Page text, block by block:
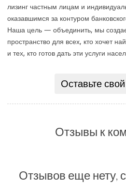
лизинг частным лицам и
оказавшимся за контуром
Наша цель — объединить, мы
пространство для всех, кто хочет
и тех, кто готов дать эти услуги
Оставьте
Отзывы к
Отзывов еще нету,